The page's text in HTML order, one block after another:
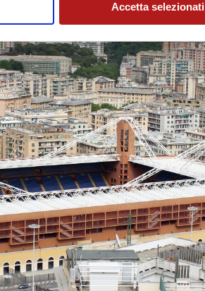
Accetta selezionati